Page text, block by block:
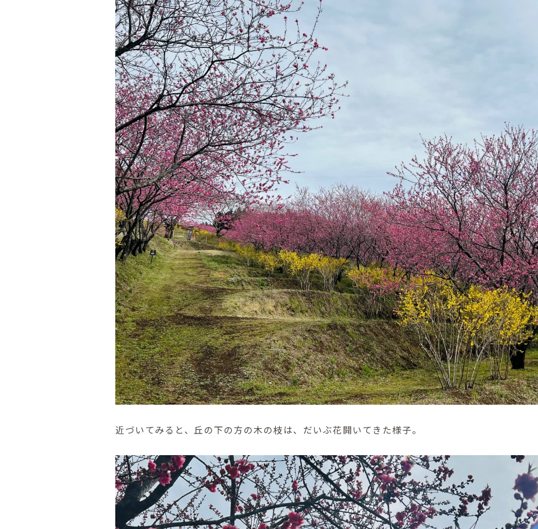
近づいてみると、丘の下の方の木の枝は、だいぶ花開いてきた様子。